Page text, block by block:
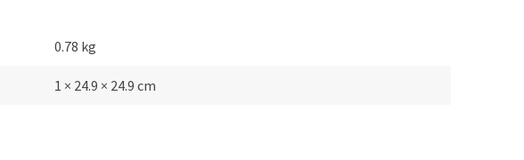
0.78 kg
1 × 24.9 × 24.9 cm